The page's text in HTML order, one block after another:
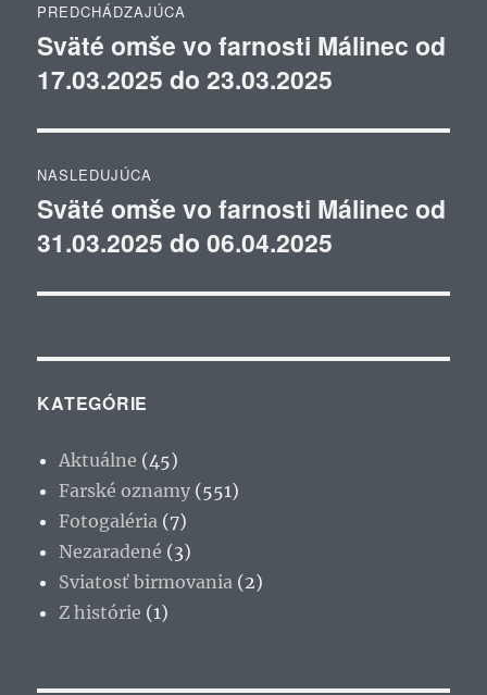
v
článku
PREDCHÁDZAJÚCA
Predchádzajúci
článok:
Sväté omše vo farnosti Málinec od
17.03.2025 do 23.03.2025
NASLEDUJÚCA
Ďalší
článok:
Sväté omše vo farnosti Málinec od
31.03.2025 do 06.04.2025
KATEGÓRIE
Aktuálne (45)
Farské oznamy (551)
Fotogaléria (7)
Nezaradené (3)
Sviatosť birmovania (2)
Z histórie (1)